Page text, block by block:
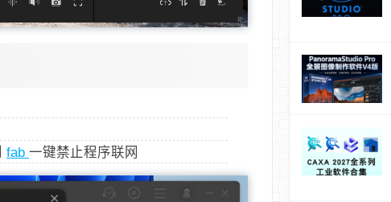
fab 一键禁止程序联网